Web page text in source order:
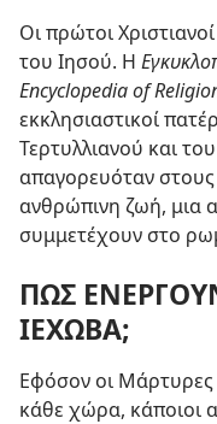
Οι πρώτοι
του Ιησού. Η
Encyclopedia of
εκκλησιαστικοί
Τερτυλλιανού και
απαγορευόταν
ανθρώπινη ζωή, μια
συμμετέχουν στο
ΠΩΣ
ΙΕΧΩΒΑ;
Εφόσον οι
κάθε χώρα, κάποιοι